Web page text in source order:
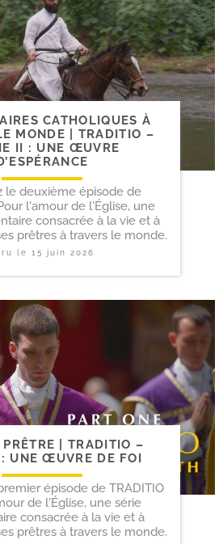
CATHOLIQUES À
MONDE | TRADITIO –
II : UNE ŒUVRE
le deuxième épisode de
l'amour de l'Église, une
consacrée à la vie et à
prêtres à travers le monde.
le15 juin 2026
PRÊTRE | TRADITIO –
: UNE ŒUVRE DE FOI
épisode de TRADITIO
de l'Église, une série
consacrée à la vie et à
prêtres à travers le monde.